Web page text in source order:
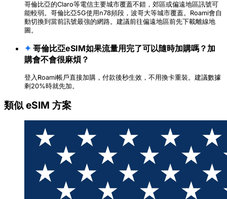
哥倫比亞的Claro等電信主要城市覆蓋不錯，郊區或偏遠地區訊號可
能較弱。哥倫比亞5G使用n78頻段，波哥大等城市覆蓋。Roami會自
動切換到當前訊號最強的網路。建議前往偏遠地區前先下載離線地
圖。
✦ 哥倫比亞eSIM如果流量用完了可以隨時加購嗎？加
購會不會很麻煩？
登入Roami帳戶直接加購，付款後秒生效，不用換卡重裝。建議數據
剩20%時就先加。
類似 eSIM 方案